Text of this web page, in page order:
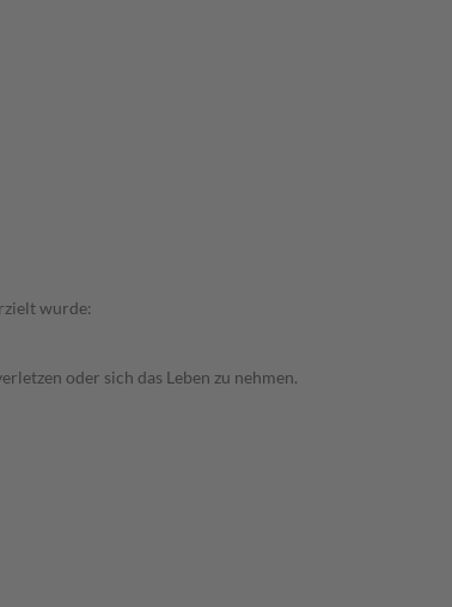
wurde:
oder sich das Leben zu nehmen.